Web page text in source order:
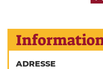
ADRESSE